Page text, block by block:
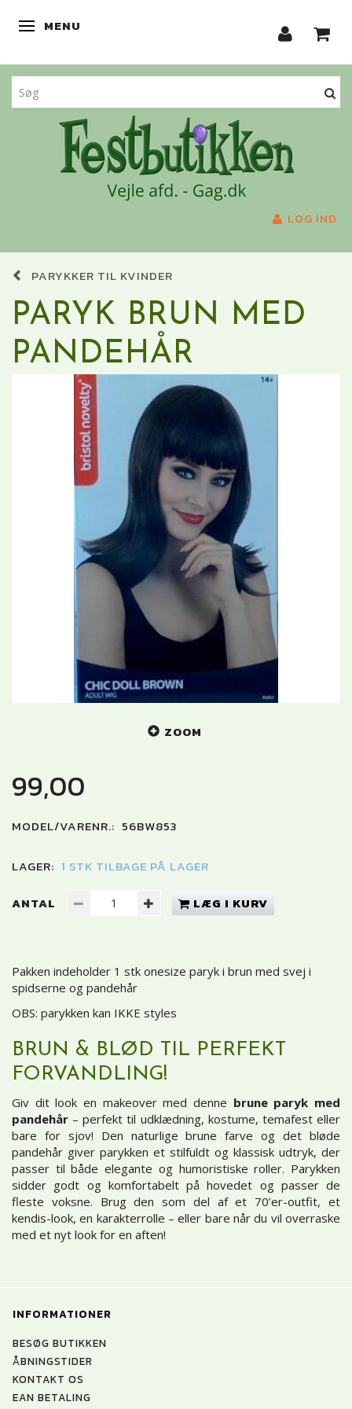
SKIFTE NAVIGATION
MENU
LOG IND
PARYKKER TIL KVINDER
PARYK BRUN MED
PANDEHÅR
ZOOM
99,00
MODEL/VARENR.: 56BW853
LAGER: 1 STK TILBAGE PÅ LAGER
ANTAL LÆG I KURV
Pakken indeholder 1 stk onesize paryk i brun med svej i
spidserne og pandehår
OBS: parykken kan IKKE styles
BRUN & BLØD TIL PERFEKT
FORVANDLING!
Giv dit look en makeover med denne brune paryk med
pandehår – perfekt til udklædning, kostume, temafest eller
bare for sjov! Den naturlige brune farve og det bløde
pandehår giver parykken et stilfuldt og klassisk udtryk, der
passer til både elegante og humoristiske roller. Parykken
sidder godt og komfortabelt på hovedet og passer de
fleste voksne. Brug den som del af et 70’er-outfit, et
kendis-look, en karakterrolle – eller bare når du vil overraske
med et nyt look for en aften!
INFORMATIONER
BESØG BUTIKKEN
ÅBNINGSTIDER
KONTAKT OS
EAN BETALING